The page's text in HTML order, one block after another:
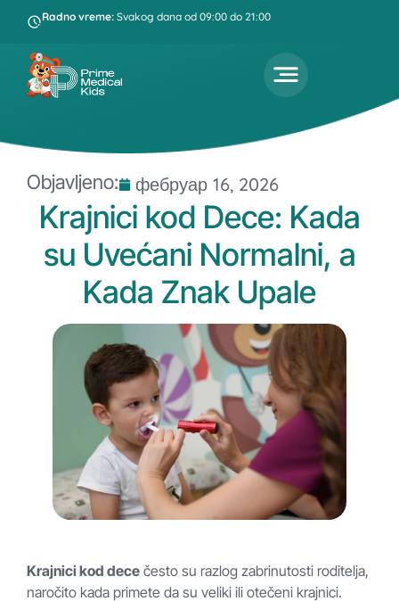
Radno vreme: Svakog dana od 09:00 do 21:00
Objavljeno: фебруар 16, 2026
Krajnici kod Dece: Kada
su Uvećani Normalni, a
Kada Znak Upale
Krajnici kod dece često su razlog zabrinutosti roditelja,
naročito kada primete da su veliki ili otečeni krajnici.